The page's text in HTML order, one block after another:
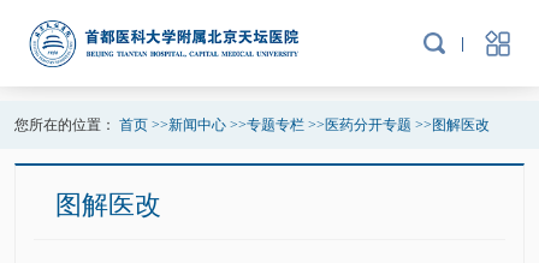
您所在的位置： 首页>>新闻中心>>专题专栏>>医药分开专题 >>图解医改
图解医改